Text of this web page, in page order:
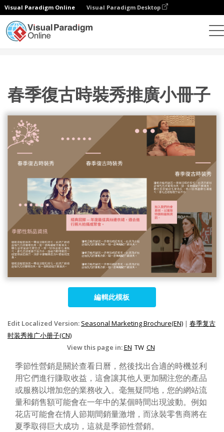
Visual Paradigm Online Visual Paradigm Desktop
春季復古時裝秀推廣小冊子
編輯此模板
Edit Localized Version: Seasonal Marketing Brochure(EN) | 春季复古
时装秀推广小册子(CN)
View this page in:EN TW CN
季節性營銷是關於查看日曆，然後找出合適的時機並利
用它們進行賺取收益，這會讓其他人更加關注您的產品
或服務以增加您的業務收入。毫無疑問地，您的網站流
量和銷售額可能會在一年中的某個時間出現波動。例如
花店可能會在情人節期間銷量激增，而泳裝零售商將在
夏季取得巨大成功，這就是季節性營銷。